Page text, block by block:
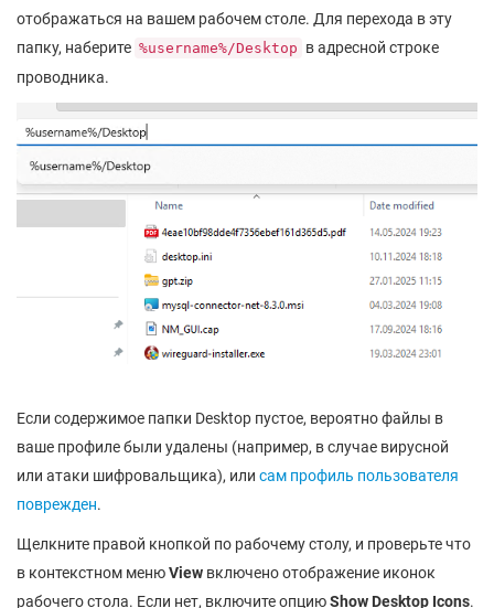
отображаться на вашем рабочем столе. Для перехода в эту
папку, наберите %username%/Desktop в адресной строке
проводника.
Если содержимое папки Desktop пустое, вероятно файлы в
ваше профиле были удалены (например, в случае вирусной
или атаки шифровальщика), или сам профиль пользователя
поврежден.
Щелкните правой кнопкой по рабочему столу, и проверьте что
в контекстном менюView включено отображение иконок
рабочего стола. Если нет, включите опциюShow Desktop Icons.